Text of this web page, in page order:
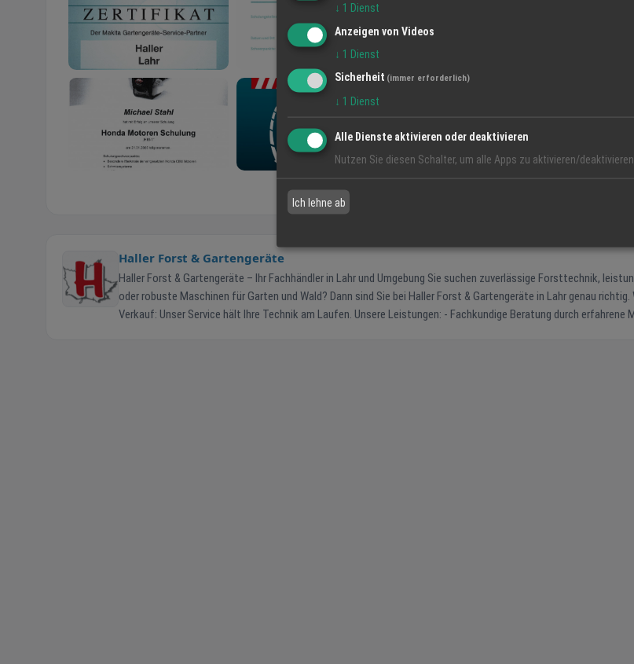
Haller Forst & Gartengeräte
Haller Forst & Gartengeräte – Ihr Fachhändler in Lahr und Umgebung Sie suchen zuverlässige Forsttechnik, leistungsstarke Gartengeräte
oder robuste Maschinen für Garten und Wald? Dann sind Sie bei Haller Forst & Gartengeräte in Lahr genau richtig. Wir bieten mehr als nur
Verkauf: Unser Service hält Ihre Technik am Laufen. Unsere Leistungen: - Fachkundige Beratung durch erfahrene Mitarbeiter - Verkauf
↓ 1 Dienst
Anzeigen von Videos
↓ 1 Dienst
Sicherheit (immer erforderlich)
↓ 1 Dienst
Alle Dienste aktivieren oder deaktivieren
Nutzen Sie diesen Schalter, um alle Apps zu aktivieren/deaktivieren.
Ich lehne ab